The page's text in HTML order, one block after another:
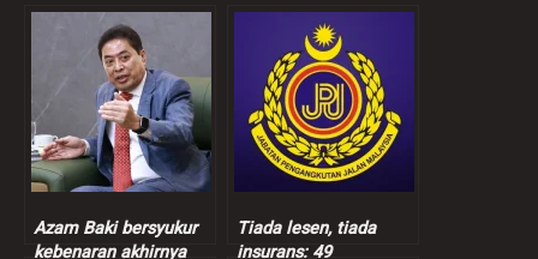
Azam Baki bersyukur
kebenaran akhirnya
Tiada lesen, tiada
insurans: 49